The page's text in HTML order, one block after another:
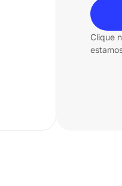
Clique